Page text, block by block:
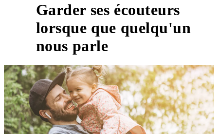
Garder ses écouteurs
lorsque que quelqu'un
nous parle